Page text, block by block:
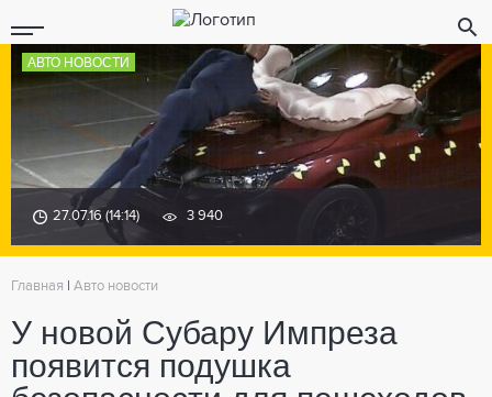
АВТО НОВОСТИ
27.07.16 (14:14) 3 940
Главная Авто новости
У новой Субару Импреза
появится подушка